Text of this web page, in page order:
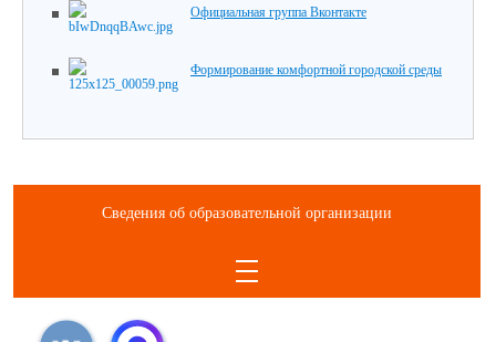
Официальная группа Вконтакте
Формирование комфортной городской среды
Сведения об образовательной организации